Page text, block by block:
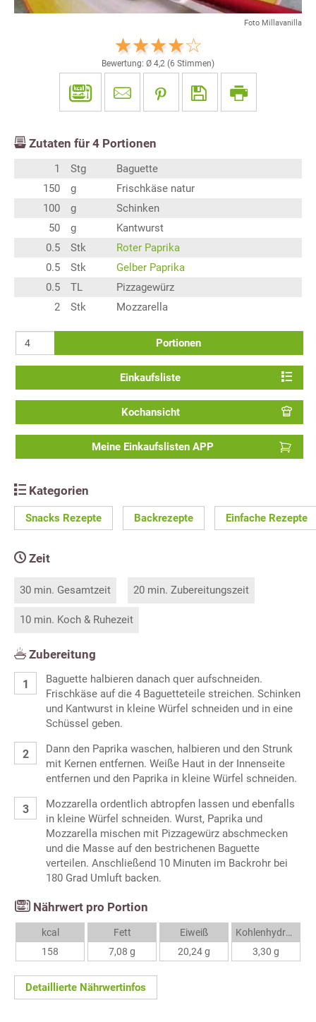
Foto Millavanilla
Bewertung: Ø 4,2 (6 Stimmen)
Zutaten für 4 Portionen
1 Stg
Baguette
150
g
Frischkäse natur
100
g
Schinken
50
g
Kantwurst
0.5
Stk
Roter Paprika
0.5
Stk
Gelber Paprika
0.5
TL
Pizzagewürz
2
Stk Mozzarella
Portionen
Einkaufsliste
Kochansicht
Meine Einkaufslisten APP
Kategorien
Snacks Rezepte Backrezepte Einfache Rezepte
Zeit
30 min. Gesamtzeit 20 min. Zubereitungszeit
10 min. Koch & Ruhezeit
Zubereitung
Baguette halbieren danach quer aufschneiden.
Frischkäse auf die 4 Baguetteteile streichen. Schinken
und Kantwurst in kleine Würfel schneiden und in eine
Schüssel geben.
Dann den Paprika waschen, halbieren und den Strunk
mit Kernen entfernen. Weiße Haut in der Innenseite
entfernen und den Paprika in kleine Würfel schneiden.
Mozzarella ordentlich abtropfen lassen und ebenfalls
in kleine Würfel schneiden. Wurst, Paprika und
Mozzarella mischen mit Pizzagewürz abschmecken
und die Masse auf den bestrichenen Baguette
verteilen. Anschließend 10 Minuten im Backrohr bei
180 Grad Umluft backen.
Nährwert pro Portion
kcal
158
Fett
7,08 g
Eiweiß
20,24 g
Kohlenhydrate
3,30 g
Detaillierte Nährwertinfos